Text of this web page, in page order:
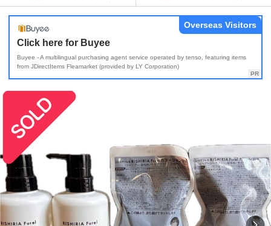
Click here for Buyee
Buyee - A multilingual purchasing agent service operated by tenso, featuring items
from JDirectItems Fleamarket (provided by LY Corporation)
Overseas Visitors